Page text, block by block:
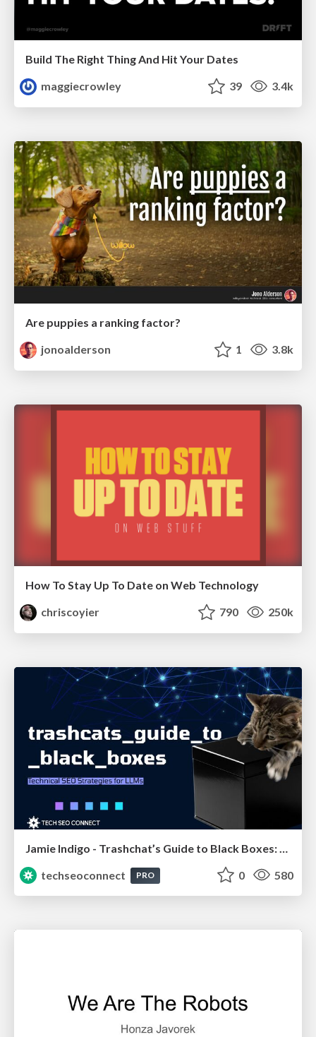
Build The Right Thing And Hit Your Dates
maggiecrowley
39 3.4k
Are puppies a ranking factor?
jonoalderson
1 3.8k
How To Stay Up To Date on Web Technology
chriscoyier
790 250k
techseoconnect
PRO 0 580